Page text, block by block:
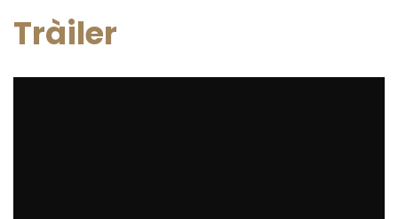
Tràiler